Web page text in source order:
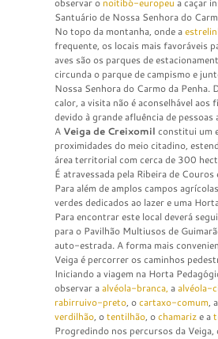
observar o noitibó-europeu a caçar
Santuário de Nossa Senhora do
No topo da montanha, onde a
frequente, os locais mais favoráveis
aves são os parques de
circunda o parque de campismo e
Nossa Senhora do Carmo da Penha.
calor, a visita não é aconselhável aos
devido à grande afluência de pessoas
A Veiga de Creixomil constitui um
proximidades do meio citadino,
área territorial com cerca de 300
É atravessada pela Ribeira de Couros
Para além de amplos campos
verdes dedicados ao lazer e uma
Para encontrar este local deverá
para o Pavilhão Multiusos de
auto-estrada. A forma mais
Veiga é percorrer os caminhos
Iniciando a viagem na Horta
observar aalvéola-branca, aalvéola-
rabirruivo-preto, ocartaxo-comum, a
verdilhão, otentilhão, ochamarize a
Progredindo nos percursos da Veiga,